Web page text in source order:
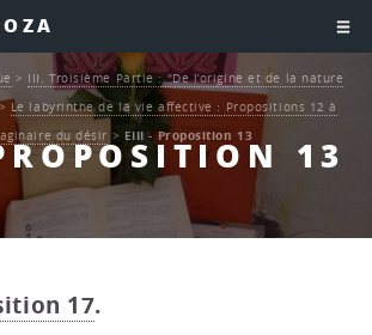
13
> III. Troisième Partie : "De l’origine et de la nature
Le labyrinthe de la vie affective : Propositions 12 à
du désir > EIII - Proposition 13
17.